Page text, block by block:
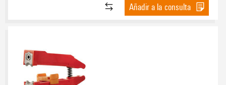
Añadir a la consulta